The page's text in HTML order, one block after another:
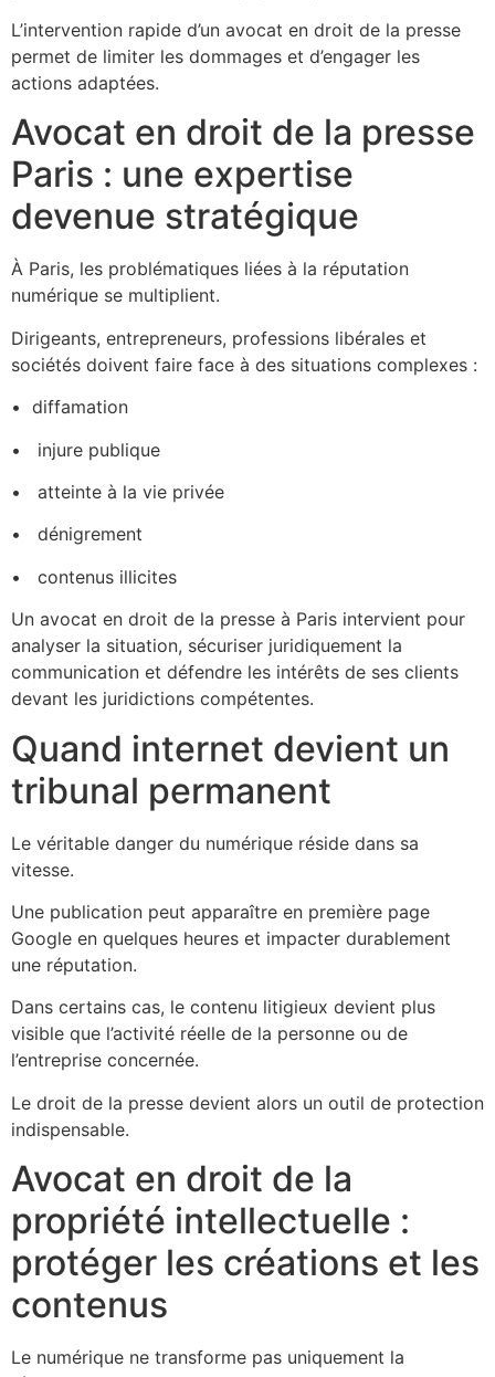
L’intervention rapide d’un avocat en droit de la presse
permet de limiter les dommages et d’engager les
actions adaptées.
Avocat en droit de la presse
Paris : une expertise
devenue stratégique
À Paris, les problématiques liées à la réputation
numérique se multiplient.
Dirigeants, entrepreneurs, professions libérales et
sociétés doivent faire face à des situations complexes :
•⁠ ⁠diffamation
•⁠ injure publique
•⁠ atteinte à la vie privée
•⁠ ⁠ dénigrement
•⁠ ⁠ contenus illicites
Un avocat en droit de la presse à Paris intervient pour
analyser la situation, sécuriser juridiquement la
communication et défendre les intérêts de ses clients
devant les juridictions compétentes.
Quand internet devient un
tribunal permanent
Le véritable danger du numérique réside dans sa
vitesse.
Une publication peut apparaître en première page
Google en quelques heures et impacter durablement
une réputation.
Dans certains cas, le contenu litigieux devient plus
visible que l’activité réelle de la personne ou de
l’entreprise concernée.
Le droit de la presse devient alors un outil de protection
indispensable.
Avocat en droit de la
propriété intellectuelle :
protéger les créations et les
contenus
Le numérique ne transforme pas uniquement la